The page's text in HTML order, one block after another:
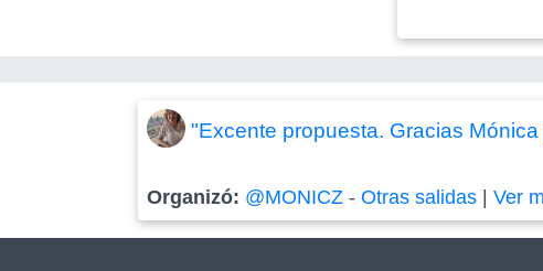
"Excente propuesta. Gracias
Organizó: @MONICZ -Otras salidas |Ver